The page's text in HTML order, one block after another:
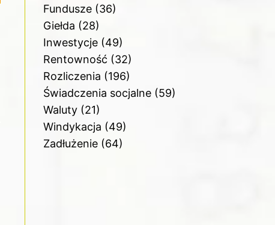
Fundusze(36)
Giełda (28)
Inwestycje(49)
Rentowność (32)
Rozliczenia (196)
Świadczenia socjalne(59)
Waluty(21)
Windykacja (49)
Zadłużenie(64)